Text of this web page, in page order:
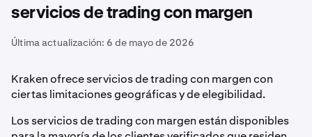
servicios de trading con margen
Última actualización: 6 de mayo de 2026
Kraken ofrece servicios de trading con margen con
ciertas limitaciones geográficas y de elegibilidad.
Los servicios de trading con margen están disponibles